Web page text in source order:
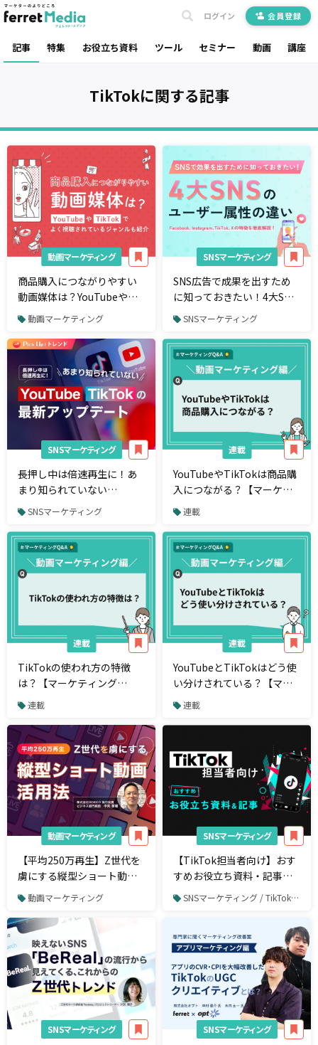
記事 特集 お役立ち資料 ツール セミナー 動画 講座
ログイン 会員登録
TikTokに関する記事
動画マーケティング
商品購入につながりやすい
動画媒体は？YouTubeや
TikTokでよく視聴されてい
るジャンルも紹介
動画マーケティング
SNSマーケティング
SNS広告で成果を出すため
に知っておきたい！4大SNS
のユーザー属性の違い
SNSマーケティング
SNSマーケティング
長押し中は倍速再生に！あ
まり知られていない
YouTube、TikTokの最新ア
SNSマーケティング
連載
YouTubeやTikTokは商品購
入につながる？【マーケテ
ィングQ&A】
連載
連載
TikTokの使われ方の特徴
は？【マーケティング
Q&A】
連載
連載
YouTubeとTikTokはどう使
い分けされている？【マー
ケティングQ&A】
連載
動画マーケティング
【平均250万再生】Z世代を
虜にする縦型ショート動画
活用法
動画マーケティング
SNSマーケティング
【TikTok担当者向け】おす
すめお役立ち資料・記事ま
とめSNSマーケティング / TikTok / TikTok広告
SNSマーケティング SNSマーケティング